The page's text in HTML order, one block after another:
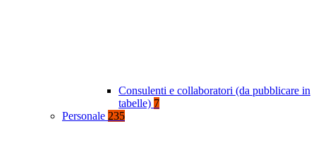
Consulenti e collaboratori (da pubblicare in
tabelle) 7
Personale 235